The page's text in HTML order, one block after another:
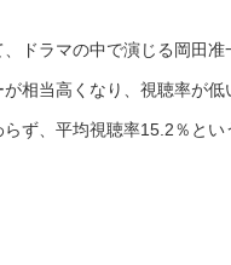
、ドラマの中で演じる岡田
が相当高くなり、視聴率が低
ず、平均視聴率15.2％とい